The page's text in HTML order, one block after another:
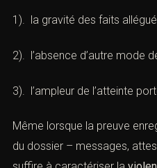
En matière pénale, la
apparaissent indispensables
Le juge procède alors à une
1). la gravité des faits